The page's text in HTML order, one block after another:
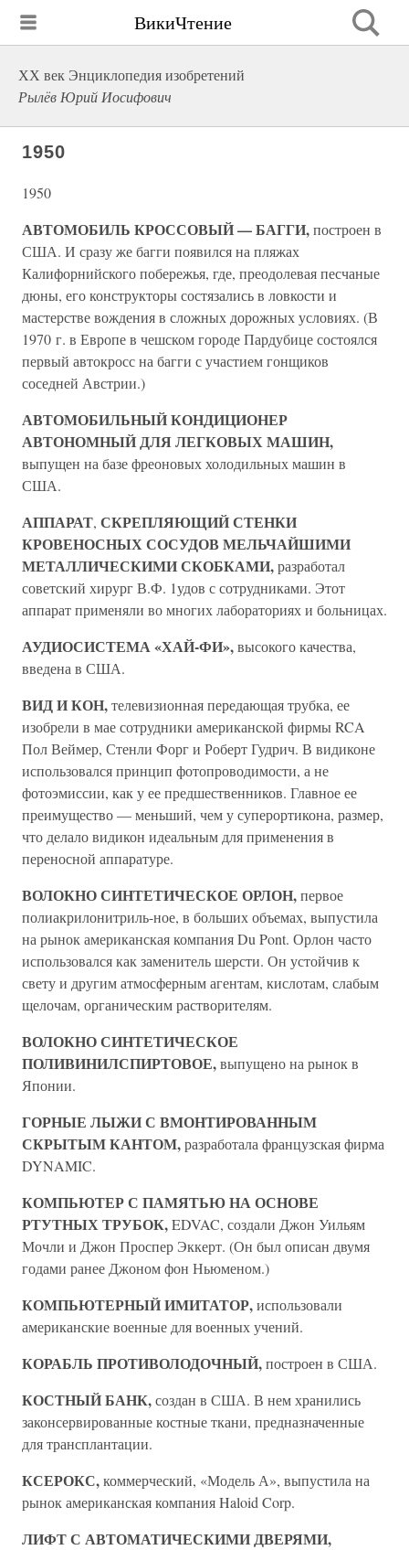
ВикиЧтение
ХХ век Энциклопедия изобретений
Рылёв Юрий Иосифович
1950
1950
АВТОМОБИЛЬ КРОССОВЫЙ — БАГГИ,построен в
США. И сразу же багги появился на пляжах
Калифорнийского побережья, где, преодолевая песчаные
дюны, его конструкторы состязались в ловкости и
мастерстве вождения в сложных дорожных условиях. (В
1970 г. в Европе в чешском городе Пардубице состоялся
первый автокросс на багги с участием гонщиков
соседней Австрии.)
АВТОМОБИЛЬНЫЙ КОНДИЦИОНЕР
АВТОНОМНЫЙ ДЛЯ ЛЕГКОВЫХ МАШИН,
выпущен на базе фреоновых холодильных машин в
США.
АППАРАТ, СКРЕПЛЯЮЩИЙ СТЕНКИ
КРОВЕНОСНЫХ СОСУДОВ МЕЛЬЧАЙШИМИ
МЕТАЛЛИЧЕСКИМИ СКОБКАМИ,разработал
советский хирург В.Ф. 1удов с сотрудниками. Этот
аппарат применяли во многих лабораториях и больницах.
АУДИОСИСТЕМА «ХАЙ-ФИ»,высокого качества,
введена в США.
ВИД И КОН,телевизионная передающая трубка, ее
изобрели в мае сотрудники американской фирмы RCA
Пол Веймер, Стенли Форг и Роберт Гудрич. В видиконе
использовался принцип фотопроводимости, а не
фотоэмиссии, как у ее предшественников. Главное ее
преимущество — меньший, чем у суперортикона, размер,
что делало видикон идеальным для применения в
переносной аппаратуре.
ВОЛОКНО СИНТЕТИЧЕСКОЕ ОРЛОН,первое
полиакрилонитриль-ное, в больших объемах, выпустила
на рынок американская компания Du Pont. Орлон часто
использовался как заменитель шерсти. Он устойчив к
свету и другим атмосферным агентам, кислотам, слабым
щелочам, органическим растворителям.
ВОЛОКНО СИНТЕТИЧЕСКОЕ
ПОЛИВИНИЛСПИРТОВОЕ,выпущено на рынок в
Японии.
ГОРНЫЕ ЛЫЖИ С ВМОНТИРОВАННЫМ
СКРЫТЫМ КАНТОМ,разработала французская фирма
DYNAMIC.
КОМПЬЮТЕР С ПАМЯТЬЮ НА ОСНОВЕ
РТУТНЫХ ТРУБОК,EDVAC, создали Джон Уильям
Мочли и Джон Проспер Эккерт. (Он был описан двумя
годами ранее Джоном фон Ньюменом.)
КОМПЬЮТЕРНЫЙ ИМИТАТОР,использовали
американские военные для военных учений.
КОРАБЛЬ ПРОТИВОЛОДОЧНЫЙ,построен в США.
КОСТНЫЙ БАНК,создан в США. В нем хранились
законсервированные костные ткани, предназначенные
для трансплантации.
КСЕРОКС,коммерческий, «Модель А», выпустила на
рынок американская компания Haloid Corp.
ЛИФТ С АВТОМАТИЧЕСКИМИ ДВЕРЯМИ,